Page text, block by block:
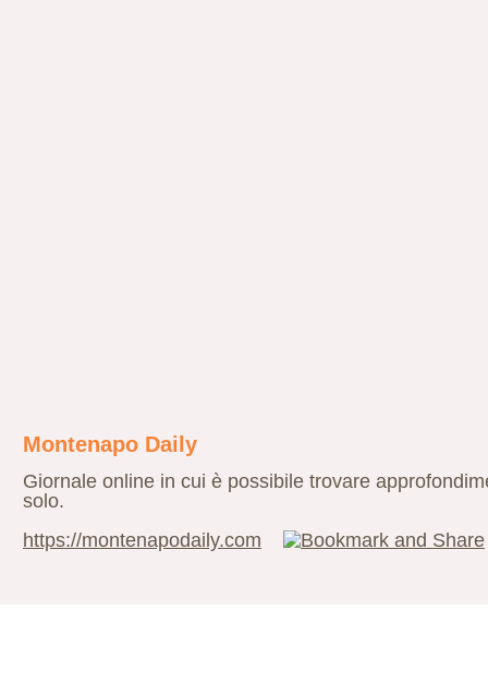
Montenapo Daily
Giornale online in cui è possibile trovare
solo.
https://montenapodaily.com